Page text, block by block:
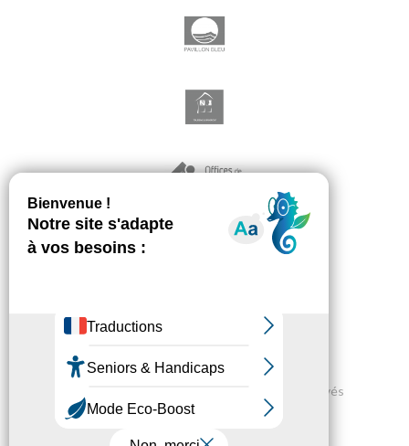
Mauguio Carnon Tourisme - Tous droits réservés
Espace Pro